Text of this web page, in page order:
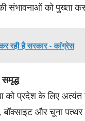
संभावनाओं को पुख्ता
रही है सरकार - कांग्रेस
को प्रदेश के लिए अत्यंत
और चूना